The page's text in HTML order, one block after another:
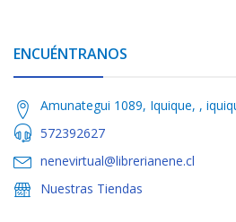
ENCUÉNTRANOS
Amunategui 1089, Iquique, ,
572392627
nenevirtual@librerianene.cl
Nuestras Tiendas